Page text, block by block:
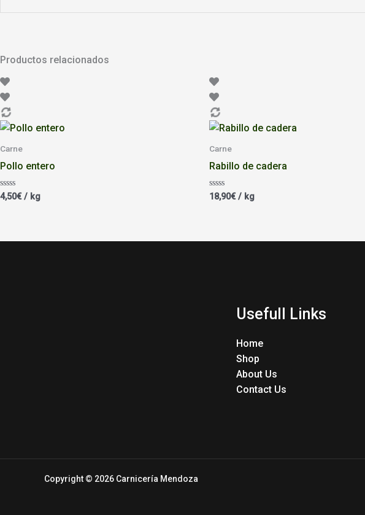
Productos relacionados
Carne
Pollo entero
Valorado
con
4,50€/ kg
Carne
Rabillo de cadera
Valorado
con
18,90€/ kg
Usefull Links
Home
Shop
About Us
Contact Us
Copyright © 2026 Carnicería Mendoza